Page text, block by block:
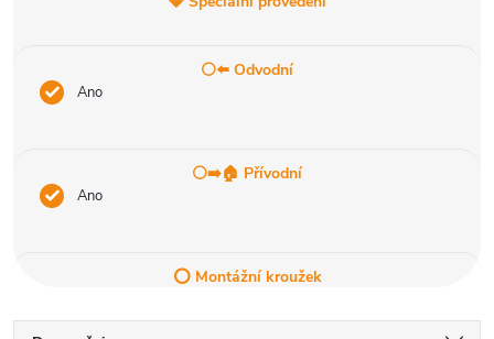
⚪⬅️ Odvodní
Ano
⚪➡️🏠 Přívodní
Ano
⭕ Montážní kroužek